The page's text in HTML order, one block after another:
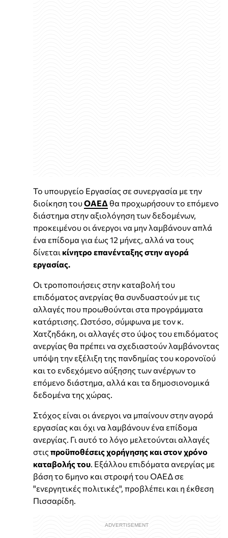
Το υπουργείο Εργασίας σε συνεργασία με την
διοίκηση τουΟΑΕΔ θα προχωρήσουν το επόμενο
διάστημα στην αξιολόγηση των δεδομένων,
προκειμένου οι άνεργοι να μην λαμβάνουν απλά
ένα επίδομα για έως 12 μήνες, αλλά να τους
δίνεται κίνητρο επανένταξης στην αγορά
εργασίας.
Οι τροποποιήσεις στην καταβολή του
επιδόματος ανεργίας θα συνδυαστούν με τις
αλλαγές που προωθούνται στα προγράμματα
κατάρτισης. Ωστόσο, σύμφωνα με τον κ.
Χατζηδάκη, οι αλλαγές στο ύψος του επιδόματος
ανεργίας θα πρέπει να σχεδιαστούν λαμβάνοντας
υπόψη την εξέλιξη της πανδημίας του κορονοϊού
και το ενδεχόμενο αύξησης των ανέργων το
επόμενο διάστημα, αλλά και τα δημοσιονομικά
δεδομένα της χώρας.
Στόχος είναι οι άνεργοι να μπαίνουν στην αγορά
εργασίας και όχι να λαμβάνουν ένα επίδομα
ανεργίας. Γι αυτό το λόγο μελετούνται αλλαγές
στις προϋποθέσεις χορήγησης και στον χρόνο
καταβολής του . Εξάλλου επιδόματα ανεργίας με
βάση το 6μηνο και στροφή του ΟΑΕΔ σε
"ενεργητικές πολιτικές", προβλέπει και η έκθεση
Πισσαρίδη.